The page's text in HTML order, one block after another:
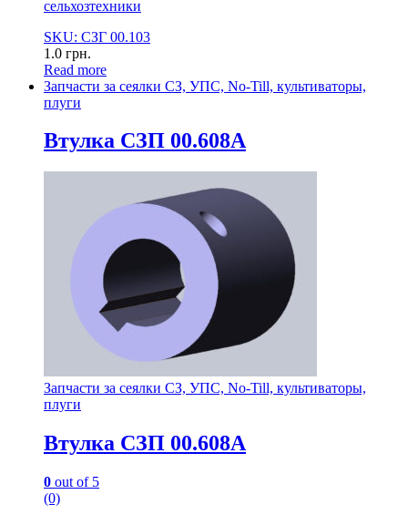
сельхозтехники
SKU: СЗГ 00.103
1.0 грн.
Read more
Запчасти за сеялки СЗ, УПС, No-Till, культиваторы,
плуги
Втулка СЗП 00.608А
Запчасти за сеялки СЗ, УПС, No-Till, культиваторы,
плуги
Втулка СЗП 00.608А
0 out of 5
(0)